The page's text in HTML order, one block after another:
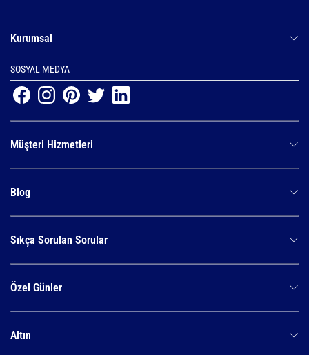
Kurumsal
SOSYAL MEDYA
Müşteri Hizmetleri
Blog
Sıkça Sorulan Sorular
Özel Günler
Altın